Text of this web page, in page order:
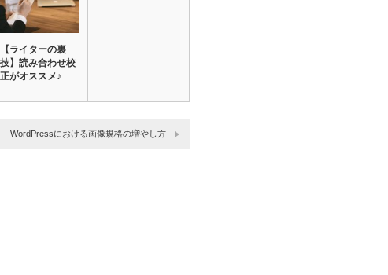
【ライターの裏
技】読み合わせ校
正がオススメ♪
WordPressにおける画像規格の増やし方